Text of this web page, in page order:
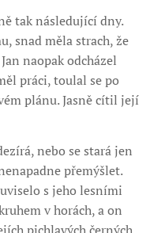
tak následující dny.
snad měla strach, že
naopak odcházel
práci, toulal se po
plánu. Jasně cítil její
nebo se stará jen
přemýšlet.
s jeho lesními
v horách, a on